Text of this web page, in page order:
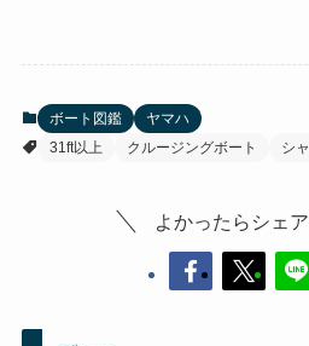
ボート図鑑
ヤマハ
31ft以上
クルージングボート シ
よかったらシェ